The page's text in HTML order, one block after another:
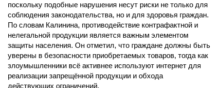
поскольку подобные нарушения несут риски не только для
соблюдения законодательства, но и для здоровья граждан.
По словам Калинина, противодействие контрафактной и
нелегальной продукции является важным элементом
защиты населения. Он отметил, что граждане должны быть
уверены в безопасности приобретаемых товаров, тогда как
злоумышленники всё активнее используют интернет для
реализации запрещённой продукции и обхода
действующих ограничений.